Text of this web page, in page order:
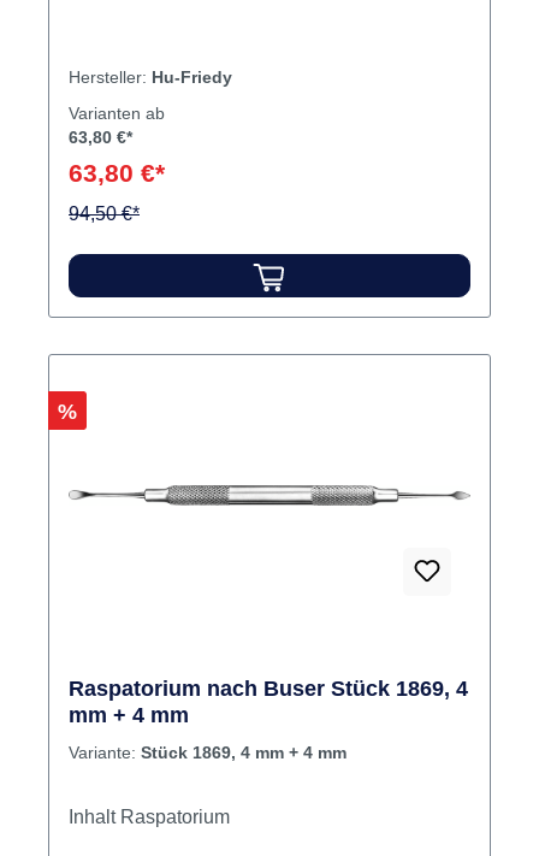
Hersteller: Hu-Friedy
Varianten ab
63,80 €*
63,80 €*
94,50 €*
Rabatt
%
Raspatorium nach Buser Stück 1869, 4
mm + 4 mm
Variante: Stück 1869, 4 mm + 4 mm
Inhalt Raspatorium